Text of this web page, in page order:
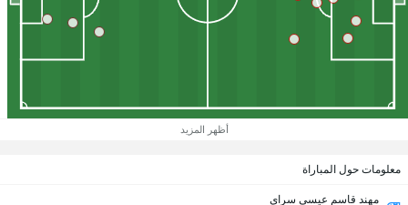
أظهر المزيد
معلومات حول المباراة
مهند قاسم عيسي سراي